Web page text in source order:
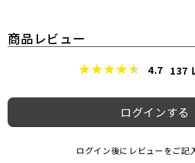
商品レビュー
4.7 137
ログインする
ログイン後にレビューをご記